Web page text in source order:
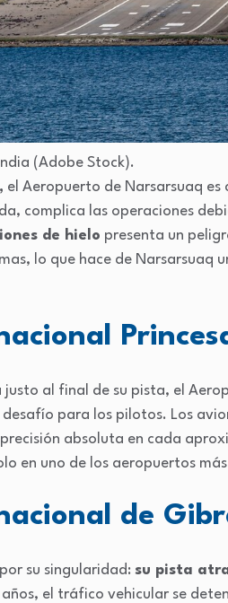
(Adobe Stock).
el Aeropuerto de Narsarsuaq
complica las operaciones
de hielo presenta un
lo que hace de Narsarsuaq
justo al final de su pista, el
desafío para los pilotos. Los
absoluta en cada
en uno de los aeropuertos
de
su singularidad: su pista
el tráfico vehicular se